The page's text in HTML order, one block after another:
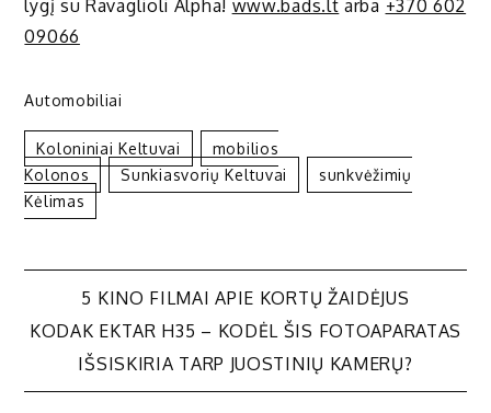
lygį su Ravaglioli Alpha! www.bads.lt arba +370 602
09066
Automobiliai
Koloniniai Keltuvai
Mobilios
Kolonos
Sunkiasvorių Keltuvai
Sunkvėžimių
Kėlimas
Navigacija
tarp
5 KINO FILMAI APIE KORTŲ ŽAIDĖJUS
KODAK EKTAR H35 – KODĖL ŠIS FOTOAPARATAS
IŠSISKIRIA TARP JUOSTINIŲ KAMERŲ?